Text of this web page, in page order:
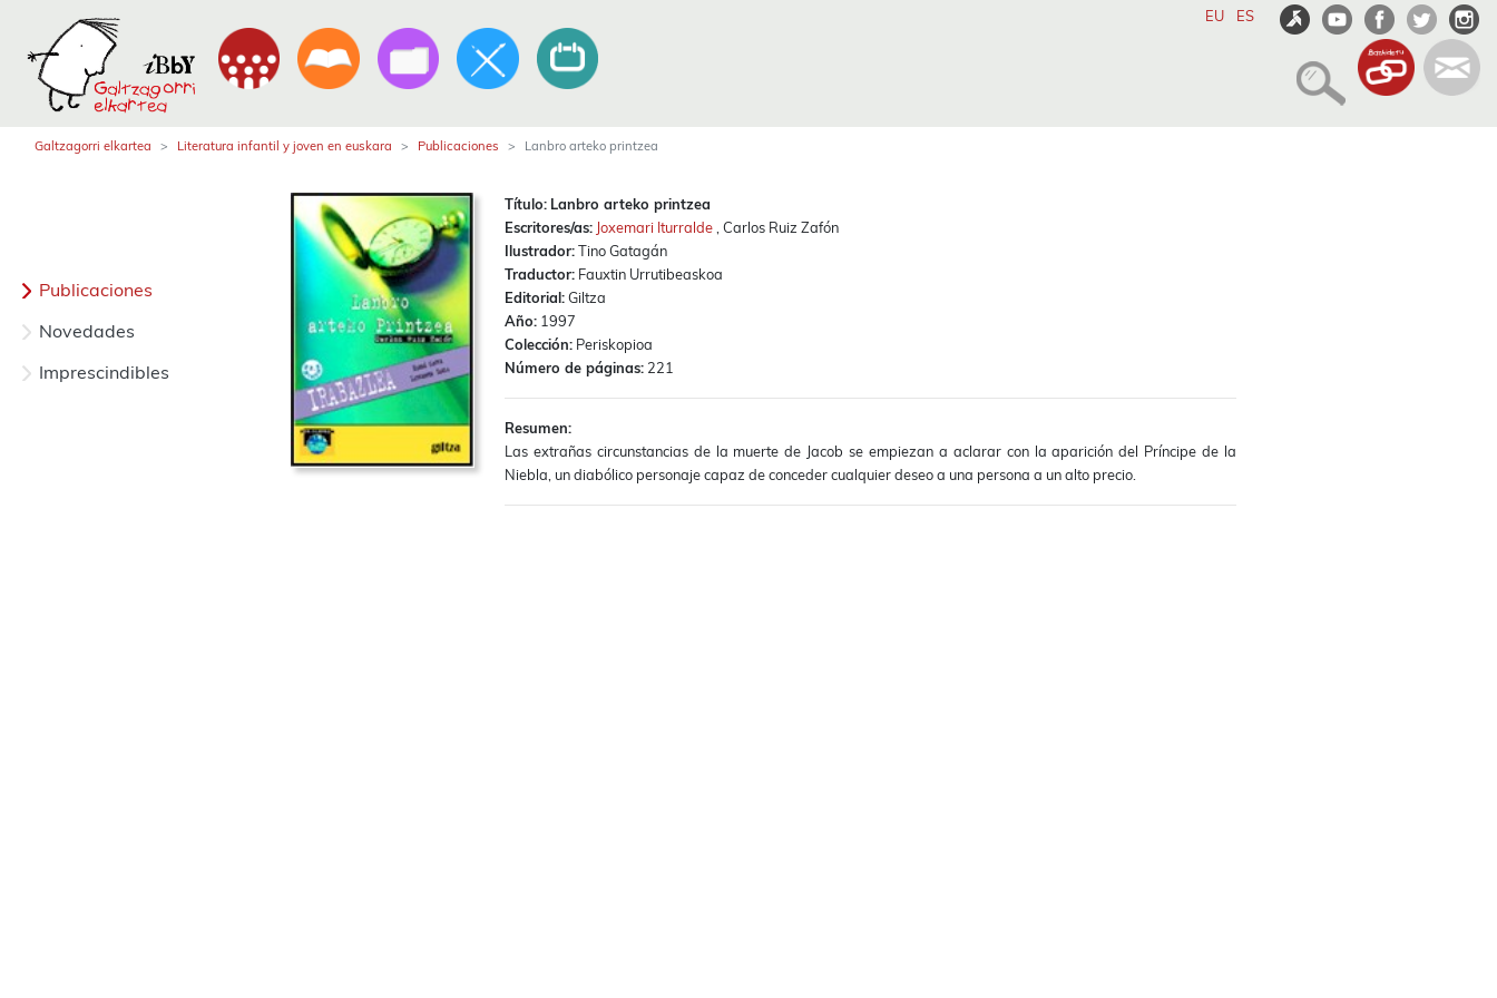
ES
EU
Galtzagorri elkartea Literatura infantil y joven en euskara Publicaciones Lanbro arteko printzea
Publicaciones
Novedades
Imprescindibles
Título: Lanbro arteko printzea
Escritores/as: Joxemari Iturralde , Carlos Ruiz Zafón
Ilustrador:Tino Gatagán
Traductor: Fauxtin Urrutibeaskoa
Editorial:Giltza
Año: 1997
Colección: Periskopioa
Número de páginas: 221
Resumen:
Las extrañas circunstancias de la muerte de Jacob se empiezan a aclarar con la aparición del Príncipe de la
Niebla, un diabólico personaje capaz de conceder cualquier deseo a una persona a un alto precio.